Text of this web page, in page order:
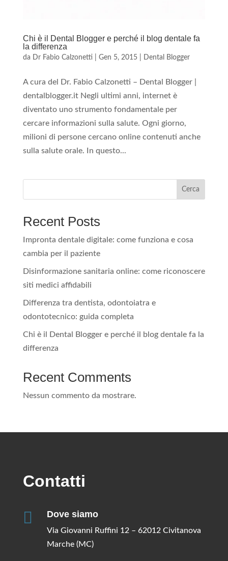
Chi è il Dental Blogger e perché il blog dentale fa
la differenza
da Dr Fabio Calzonetti Gen 5, 2015| Dental Blogger
A cura del Dr. Fabio Calzonetti – Dental Blogger |
dentalblogger.it Negli ultimi anni, internet è
diventato uno strumento fondamentale per
cercare informazioni sulla salute. Ogni giorno,
milioni di persone cercano online contenuti anche
sulla salute orale. In questo...
Cerca
Recent Posts
Impronta dentale digitale: come funziona e cosa
cambia per il paziente
Disinformazione sanitaria online: come riconoscere
siti medici affidabili
Differenza tra dentista, odontoiatra e
odontotecnico: guida completa
Chi è il Dental Blogger e perché il blog dentale fa la
differenza
Recent Comments
Nessun commento da mostrare.
Contatti

Dove siamo
Via Giovanni Ruffini 12 – 62012 Civitanova
Marche (MC)